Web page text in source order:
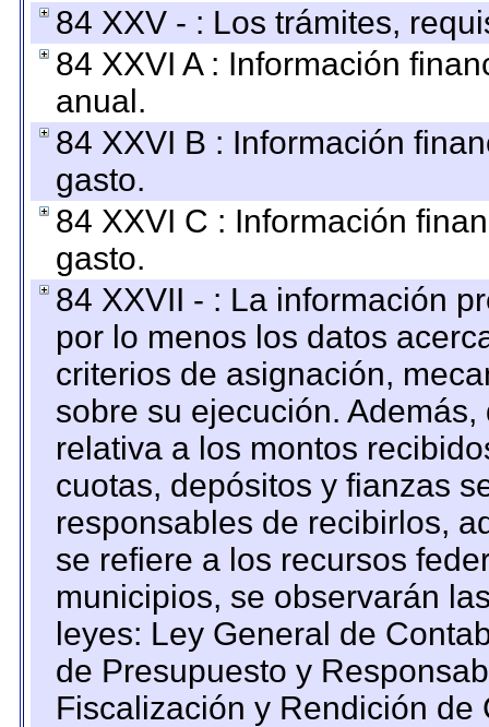
84 XXV - : Los trámites,
84 XXVI A : Información
anual.
84 XXVI B : Información
gasto.
84 XXVI C : Información
gasto.
84 XXVII - : La información
por lo menos los datos
criterios de asignación,
sobre su ejecución.
relativa a los montos
cuotas, depósitos y fianzas
responsables de recibirlos,
se refiere a los recursos
municipios, se observarán
leyes: Ley General de
de Presupuesto y
Fiscalización y Rendición